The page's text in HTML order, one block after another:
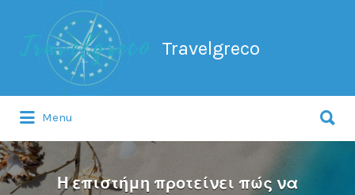
Travelgreco
Search
Menu
for:
Η επιστήμη προτείνει πώς να